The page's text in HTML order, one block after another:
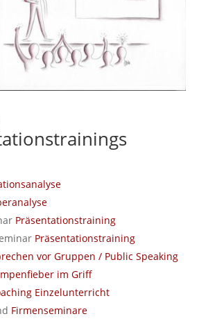
Präsentationstraining
Präsentationstraining
vor Gruppen / Public Speaking
im Griff
Einzelunterricht
Firmenseminare